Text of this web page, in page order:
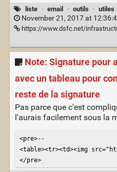
liste · email · outils · utiles
November 21, 2017 at
https://www.dsfc.net/infrastructure/messagerie-
Note: Signature pour
avec un tableau pour
reste de la signature
Pas parce que c'est
l'aurais facilement sous la
<pre>--
<table><tr><td><img
</pre>